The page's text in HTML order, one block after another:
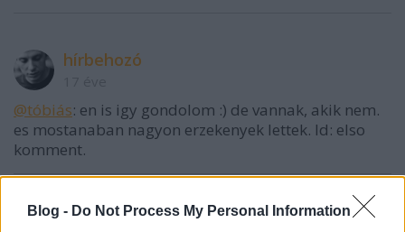
Blog - Do Not Process My Personal Information
hírbehozó
@tóbiás: en is igy gondolom :) de vannak, akik nem.
es mostanaban nagyon erzekenyek lettek. ld: elso
komment.
◄ViZion